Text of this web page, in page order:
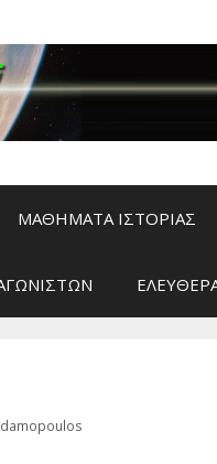
ΜΑΘΗΜΑΤΑ ΙΣΤΟΡΙΑΣ